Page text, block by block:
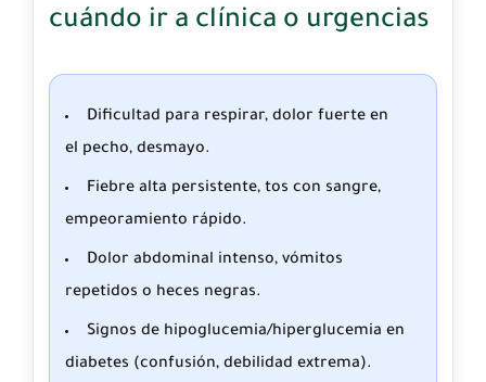
cuándo ir a clínica o urgencias
Dificultad para respirar, dolor fuerte en
el pecho, desmayo.
Fiebre alta persistente, tos con sangre,
empeoramiento rápido.
Dolor abdominal intenso, vómitos
repetidos o heces negras.
Signos de hipoglucemia/hiperglucemia en
diabetes (confusión, debilidad extrema).